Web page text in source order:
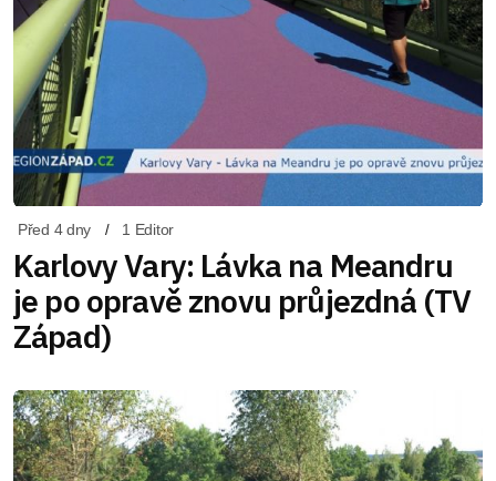
Před 4 dny 1 Editor
Karlovy Vary: Lávka na Meandru
je po opravě znovu průjezdná (TV
Západ)